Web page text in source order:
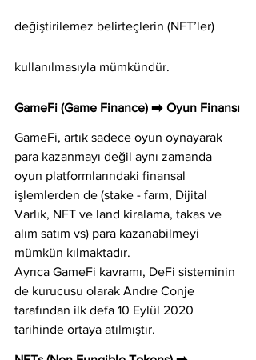
değiştirilemez belirteçlerin (NFT’ler)
kullanılmasıyla mümkündür.
GameFi (Game Finance) ➡️ Oyun Finansı
GameFi, artık sadece oyun oynayarak
para kazanmayı değil aynı zamanda
oyun platformlarındaki finansal
işlemlerden de (stake - farm, Dijital
Varlık, NFT ve land kiralama, takas ve
alım satım vs) para kazanabilmeyi
mümkün kılmaktadır.
Ayrıca GameFi kavramı, DeFi sisteminin
de kurucusu olarak Andre Conje
tarafından ilk defa 10 Eylül 2020
tarihinde ortaya atılmıştır.